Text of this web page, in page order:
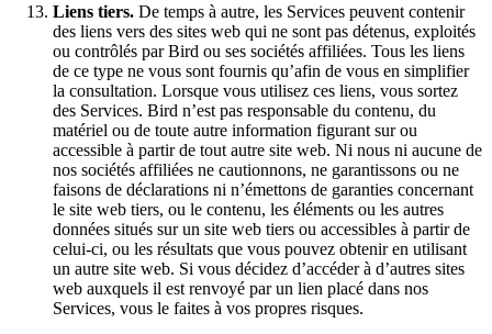
Liens tiers. De temps à autre, les Services peuvent contenir
des liens vers des sites web qui ne sont pas détenus, exploités
ou contrôlés par Bird ou ses sociétés affiliées. Tous les liens
de ce type ne vous sont fournis qu’afin de vous en simplifier
la consultation. Lorsque vous utilisez ces liens, vous sortez
des Services. Bird n’est pas responsable du contenu, du
matériel ou de toute autre information figurant sur ou
accessible à partir de tout autre site web. Ni nous ni aucune de
nos sociétés affiliées ne cautionnons, ne garantissons ou ne
faisons de déclarations ni n’émettons de garanties concernant
le site web tiers, ou le contenu, les éléments ou les autres
données situés sur un site web tiers ou accessibles à partir de
celui-ci, ou les résultats que vous pouvez obtenir en utilisant
un autre site web. Si vous décidez d’accéder à d’autres sites
web auxquels il est renvoyé par un lien placé dans nos
Services, vous le faites à vos propres risques.